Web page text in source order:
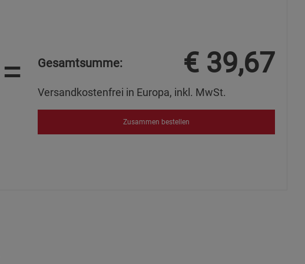
= Gesamtsumme: € 39,67
Versandkostenfrei in Europa, inkl. MwSt.
Zusammen bestellen